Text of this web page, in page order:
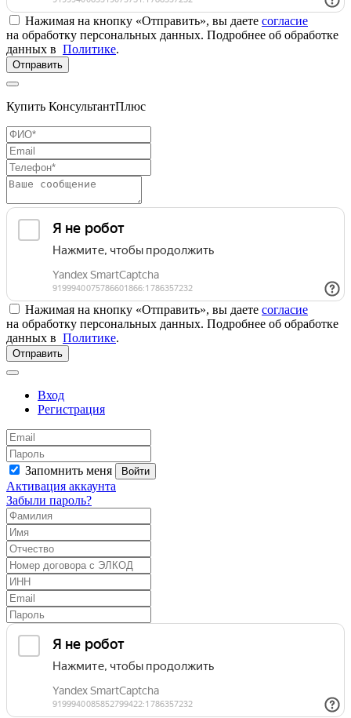
Нажимая на кнопку «Отправить», вы даете согласие
на обработку персональных данных. Подробнее об обработке
данных в Политике.
Отправить
Купить КонсультантПлюс
Нажимая на кнопку «Отправить», вы даете согласие
на обработку персональных данных. Подробнее об обработке
данных в Политике.
Отправить
Вход
Регистрация
Запомнить меня Войти
Активация аккаунта
Забыли пароль?